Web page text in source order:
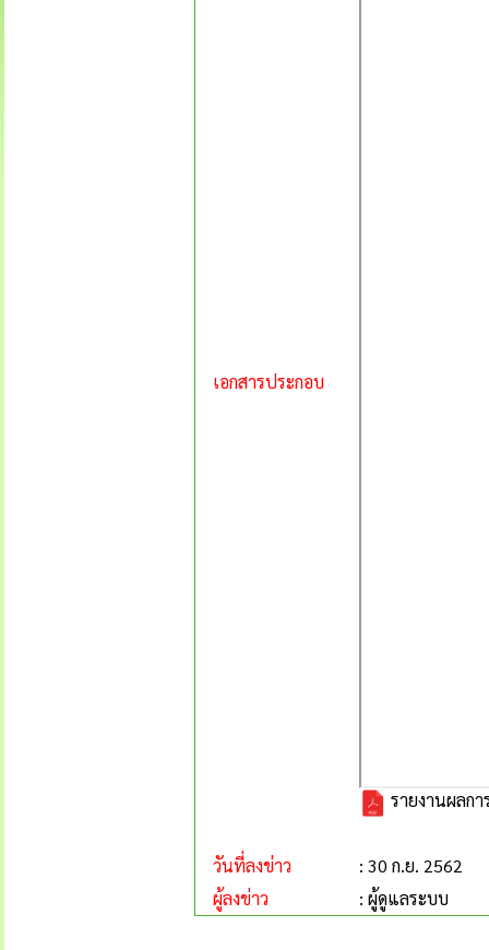
เอกสารประกอบ
รายงานผลก
วันที่ลงข่าว
: 30 ก.ย. 2562
ผู้ลงข่าว
: ผู้ดูแลระบบ